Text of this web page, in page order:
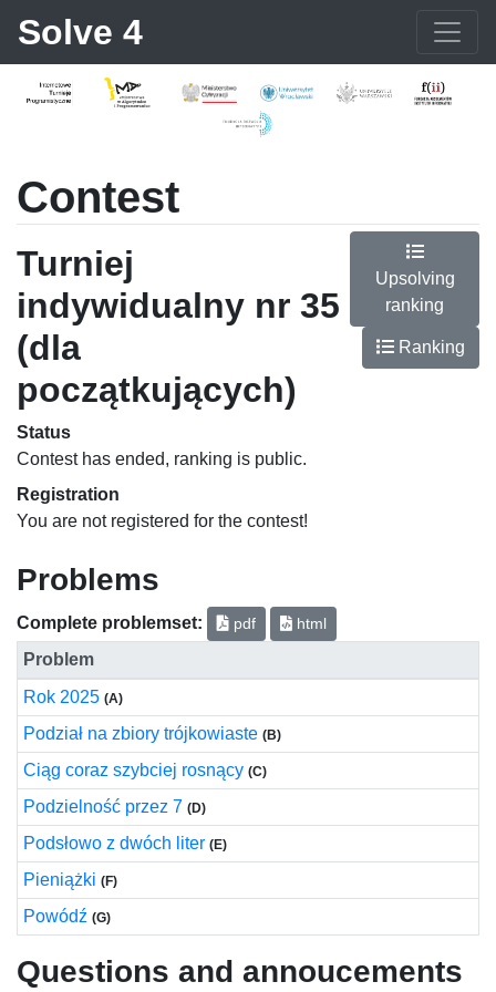
Solve 4
Contest
Turniej
indywidualny nr 35
(dla
początkujących)
Upsolving
ranking
Ranking
Status
Contest has ended, ranking is public.
Registration
You are not registered for the contest!
Problems
Complete problemset: pdf html
Problem
Rok 2025 (A)
Podział na zbiory trójkowiaste (B)
Ciąg coraz szybciej rosnący (C)
Podzielność przez 7 (D)
Podsłowo z dwóch liter (E)
Pieniążki (F)
Powódź (G)
Questions and annoucements